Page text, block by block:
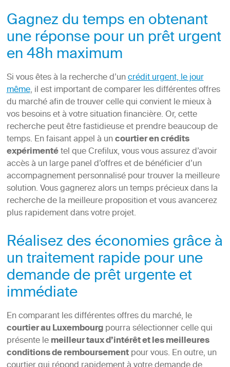
Gagnez du temps en obtenant
une réponse pour un prêt urgent
en 48h maximum
Si vous êtes à la recherche d’uncrédit urgent, le jour
même, il est important de comparer les différentes offres
du marché afin de trouver celle qui convient le mieux à
vos besoins et à votre situation financière. Or, cette
recherche peut être fastidieuse et prendre beaucoup de
temps. En faisant appel à uncourtier en crédits
expérimentétel que Crefilux, vous vous assurez d’avoir
accès à un large panel d’offres et de bénéficier d’un
accompagnement personnalisé pour trouver la meilleure
solution. Vous gagnerez alors un temps précieux dans la
recherche de la meilleure proposition et vous avancerez
plus rapidement dans votre projet.
Réalisez des économies grâce à
un traitement rapide pour une
demande de prêt urgente et
immédiate
En comparant les différentes offres du marché, le
courtier au Luxembourgpourra sélectionner celle qui
présente lemeilleur taux d’intérêt et les meilleures
conditions de remboursementpour vous. En outre, un